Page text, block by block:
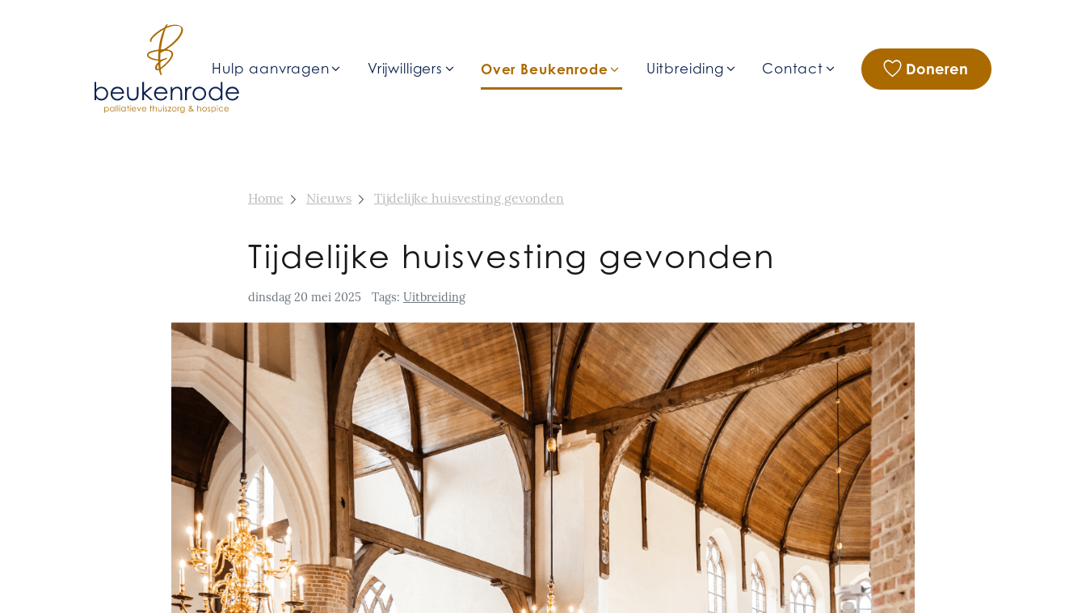
Hulp aanvragen Vrijwilligers Over Beukenrode Uitbreiding Contact Doneren
Home Nieuws Tijdelijke huisvesting gevonden
Tijdelijke huisvesting gevonden
dinsdag 20 mei 2025 Tags: Uitbreiding